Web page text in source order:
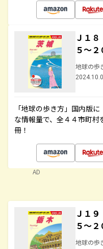
Ｊ１
５～２
地球の歩
「地球の歩き方」国内版
な情報量で、全４４市町
冊！
AD
Ｊ１
５～２
地球の歩